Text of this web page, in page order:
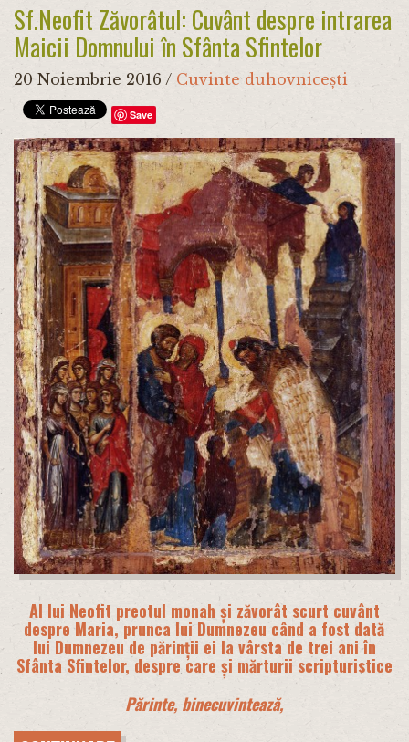
Sf.Neofit Zăvorâtul: Cuvânt despre intrarea
Maicii Domnului în Sfânta Sfintelor
20 Noiembrie 2016 / Cuvinte duhovnicești
Save
Al lui Neofit preotul monah și zăvorât scurt cuvânt
despre Maria, prunca lui Dumnezeu când a fost dată
lui Dumnezeu de părinții ei la vârsta de trei ani în
Sfânta Sfintelor, despre care și mărturii scripturistice
Părinte, binecuvintează,